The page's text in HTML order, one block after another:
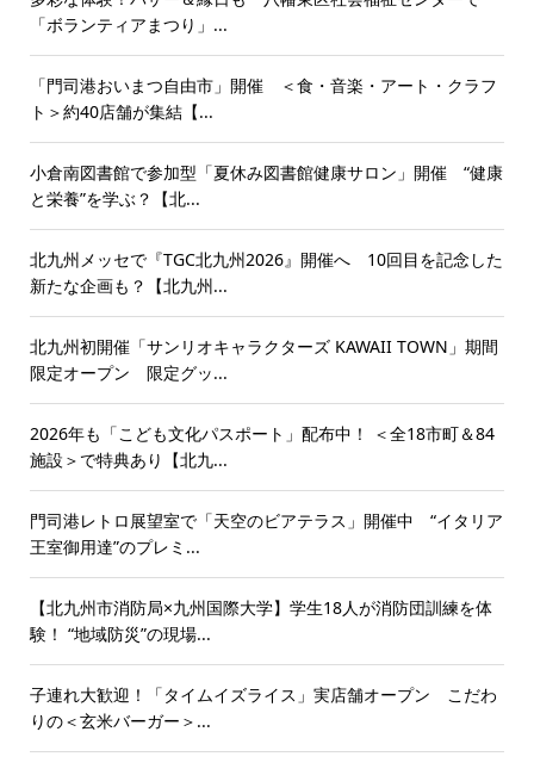
「ボランティアまつり」...
「門司港おいまつ自由市」開催 ＜食・音楽・アート・クラフ
ト＞約40店舗が集結【...
小倉南図書館で参加型「夏休み図書館健康サロン」開催 “健康
と栄養”を学ぶ？【北...
北九州メッセで『TGC北九州2026』開催へ 10回目を記念した
新たな企画も？【北九州...
北九州初開催「サンリオキャラクターズ KAWAII TOWN」期間
限定オープン 限定グッ...
2026年も「こども文化パスポート」配布中！ ＜全18市町＆84
施設＞で特典あり【北九...
門司港レトロ展望室で「天空のビアテラス」開催中 “イタリア
王室御用達”のプレミ...
【北九州市消防局×九州国際大学】学生18人が消防団訓練を体
験！ “地域防災”の現場...
子連れ大歓迎！「タイムイズライス」実店舗オープン こだわ
りの＜玄米バーガー＞...